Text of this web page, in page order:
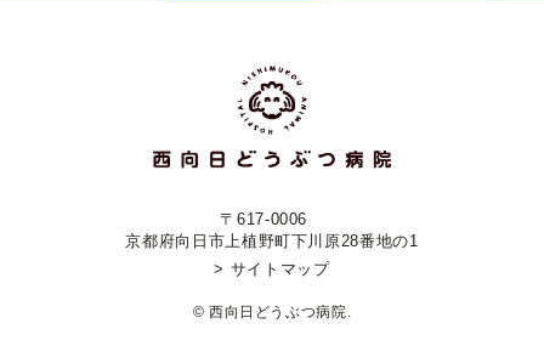
〒617-0006
京都府向日市上植野町下川原28番地の1
> サイトマップ
© 西向日どうぶつ病院.